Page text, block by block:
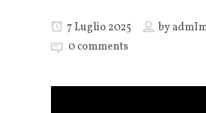
7 Luglio 2025 by
0 comments